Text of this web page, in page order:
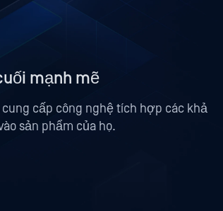
mạnh mẽ
cung cấp công nghệ tích hợp các khả
sản phẩm của họ.